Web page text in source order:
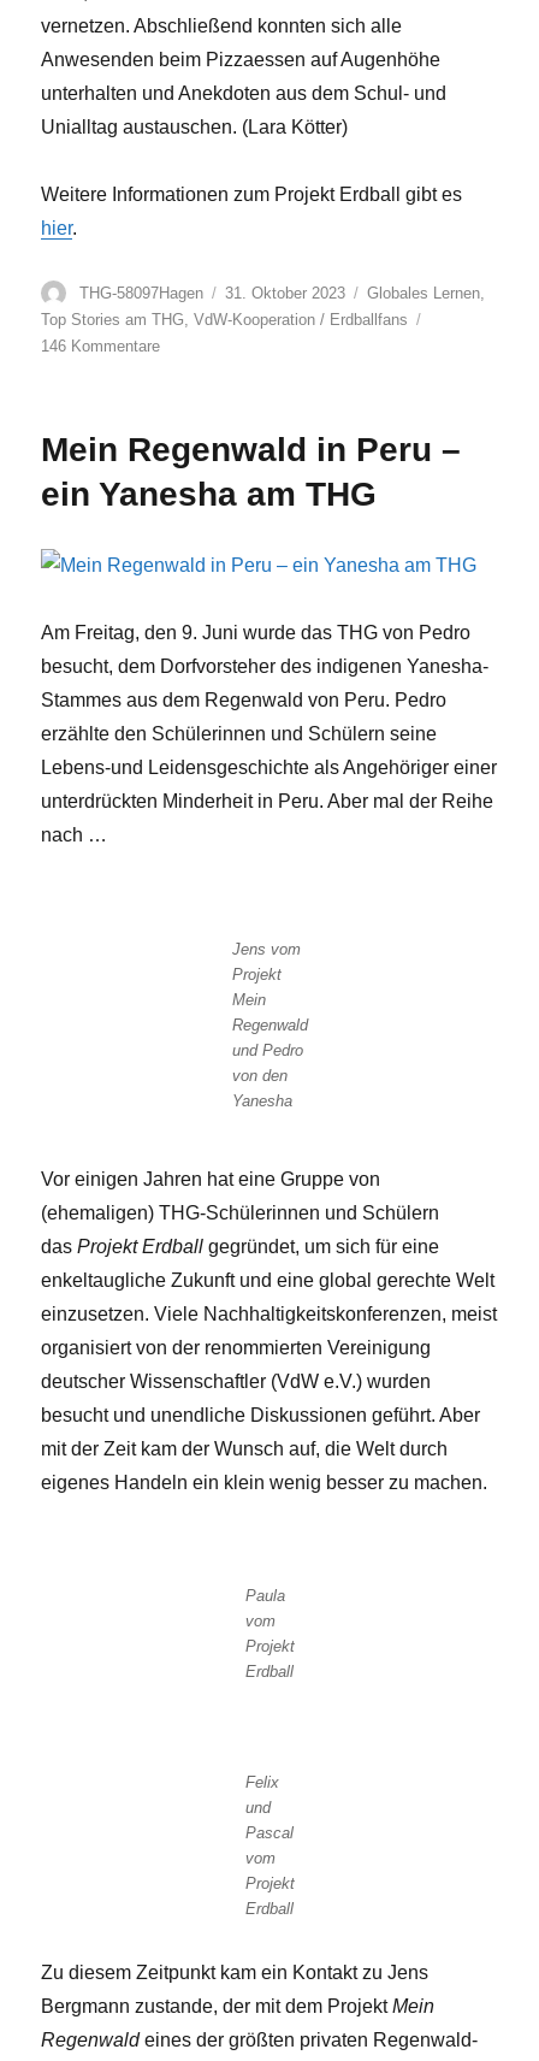
vernetzen. Abschließend konnten sich alle
Anwesenden beim Pizzaessen auf Augenhöhe
unterhalten und Anekdoten aus dem Schul- und
Unialltag austauschen. (Lara Kötter)
Weitere Informationen zum Projekt Erdball gibt es
hier.
Autor
THG-58097Hagen
Veröffentlicht
am
31. Oktober 2023 Kategorien
Globales Lernen,
Top Stories am THG,VdW-Kooperation / Erdballfans
146 Kommentarezu
THG
Mein Regenwald in Peru –
ein Yanesha am THG
Am Freitag, den 9. Juni wurde das THG von Pedro
besucht, dem Dorfvorsteher des indigenen Yanesha-
Stammes aus dem Regenwald von Peru. Pedro
erzählte den Schülerinnen und Schülern seine
Lebens-und Leidensgeschichte als Angehöriger einer
unterdrückten Minderheit in Peru. Aber mal der Reihe
nach …
Jens vom
Projekt
Mein
Regenwald
und Pedro
von den
Yanesha
Vor einigen Jahren hat eine Gruppe von
(ehemaligen) THG-Schülerinnen und Schülern
dasProjekt Erdball gegründet, um sich für eine
enkeltaugliche Zukunft und eine global gerechte Welt
einzusetzen. Viele Nachhaltigkeitskonferenzen, meist
organisiert von der renommierten Vereinigung
deutscher Wissenschaftler (VdW e.V.) wurden
besucht und unendliche Diskussionen geführt. Aber
mit der Zeit kam der Wunsch auf, die Welt durch
eigenes Handeln ein klein wenig besser zu machen.
Paula
vom
Projekt
Erdball
Felix
und
Pascal
vom
Projekt
Erdball
Zu diesem Zeitpunkt kam ein Kontakt zu Jens
Bergmann zustande, der mit dem ProjektMein
Regenwaldeines der größten privaten Regenwald-